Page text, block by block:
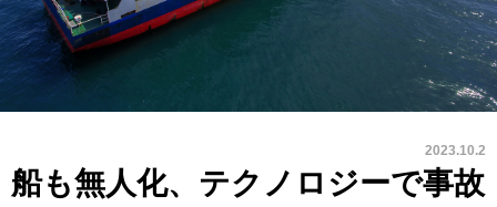
船も無人化、テクノロジーで事故
2023.10.2